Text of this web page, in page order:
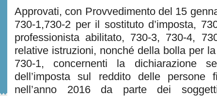
Approvati, con Provvedimento del 15
730-1,730-2 per il sostituto d’imposta,
professionista abilitato, 730-3, 730-4,
relative istruzioni, nonché della bolla per
730-1, concernenti la dichiarazione
dell’imposta sul reddito delle persone
nell’anno 2016 da parte dei